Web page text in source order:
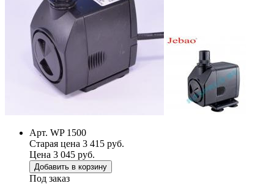
Арт. WP 1500
Старая цена 3 415 руб.
Цена 3 045 руб.
Добавить в корзину
Под заказ